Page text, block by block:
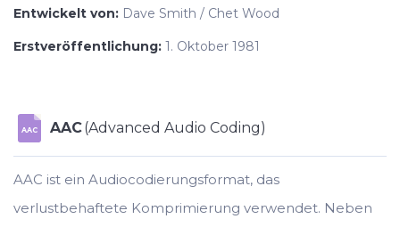
Entwickelt von: Dave Smith / Chet Wood
Erstveröffentlichung: 1. Oktober 1981
AAC AAC(Advanced Audio Coding)
AAC ist ein Audiocodierungsformat, das
verlustbehaftete Komprimierung verwendet. Neben